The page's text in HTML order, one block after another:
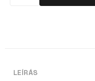
LEÍRÁS